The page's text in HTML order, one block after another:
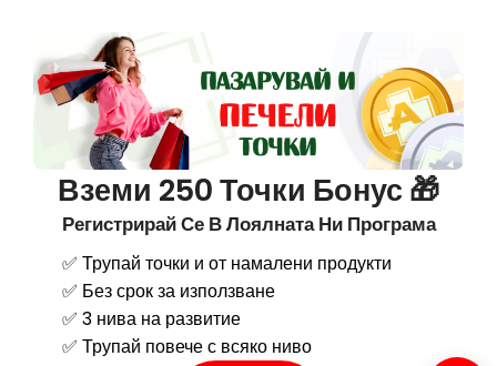
Вземи 250 Точки Бонус 🎁
Регистрирай Се В Лоялната Ни Програма
✅ Трупай точки и от намалени продукти
✅ Без срок за използване
✅ 3 нива на развитие
✅ Трупай повече с всяко ниво